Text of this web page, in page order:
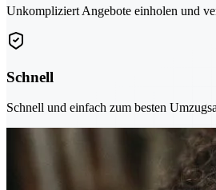
Unkompliziert Angebote einholen und
Schnell
Schnell und einfach zum besten